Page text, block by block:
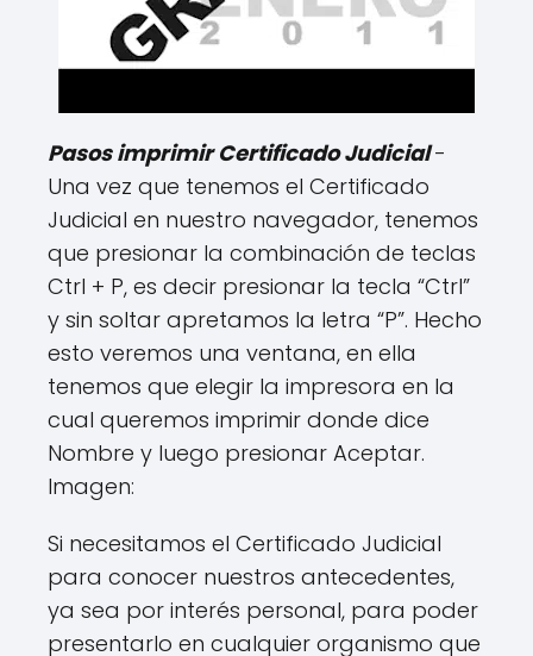
Pasos imprimir Certificado Judicial -
Una vez que tenemos el Certificado
Judicial en nuestro navegador, tenemos
que presionar la combinación de teclas
Ctrl + P, es decir presionar la tecla “Ctrl”
y sin soltar apretamos la letra “P”. Hecho
esto veremos una ventana, en ella
tenemos que elegir la impresora en la
cual queremos imprimir donde dice
Nombre y luego presionar Aceptar.
Imagen:
Si necesitamos el Certificado Judicial
para conocer nuestros antecedentes,
ya sea por interés personal, para poder
presentarlo en cualquier organismo que